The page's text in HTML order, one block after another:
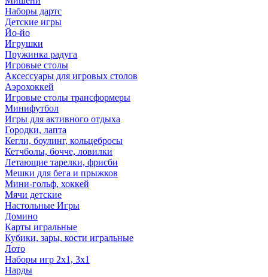
Наборы дартс
Детские игры
Йо-йо
Игрушки
Пружинка радуга
Игровые столы
Аксессуары для игровых столов
Аэрохоккей
Игровые столы трансформеры
Минифутбол
Игры для активного отдыха
Городки, лапта
Кегли, боулинг, кольцебросы
Кетчболы, бочче, ловилки
Летающие тарелки, фрисби
Мешки для бега и прыжков
Мини-гольф, хоккей
Мячи детские
Настольные Игры
Домино
Карты игральные
Кубики, зары, кости игральные
Лото
Наборы игр 2х1, 3х1
Нарды